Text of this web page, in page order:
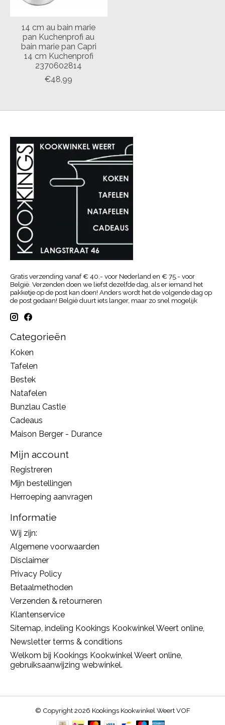
14 cm au bain marie
pan Kuchenprofi au
bain marie pan Capri
14 cm Kuchenprofi
2370602814
€48,99
Gratis verzending vanaf € 40.- voor Nederland en € 75.- voor
België. Verzenden doen we liefst dezelfde dag, als er iemand het
pakketje op de post kan doen! Anders wordt het de volgende dag op
de post gedaan! België duurt iets langer, maar zo snel mogelijk
Categorieën
Koken
Tafelen
Bestek
Natafelen
Bunzlau Castle
Cadeaus
Maison Berger - Durance
Mijn account
Registreren
Mijn bestellingen
Herroeping aanvragen
Informatie
Wij zijn:
Algemene voorwaarden
Disclaimer
Privacy Policy
Betaalmethoden
Verzenden & retourneren
Klantenservice
Sitemap, indeling Kookings Kookwinkel Weert online,
Newsletter terms & conditions
Welkom bij Kookings Kookwinkel Weert online,
gebruiksaanwijzing webwinkel.
© Copyright 2026 Kookings Kookwinkel Weert VOF